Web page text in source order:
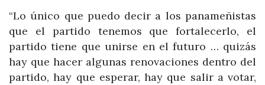
“Lo único que puedo decir a los panameñistas
que el partido tenemos que fortalecerlo, el
partido tiene que unirse en el futuro … quizás
hay que hacer algunas renovaciones dentro del
partido, hay que esperar, hay que salir a votar,